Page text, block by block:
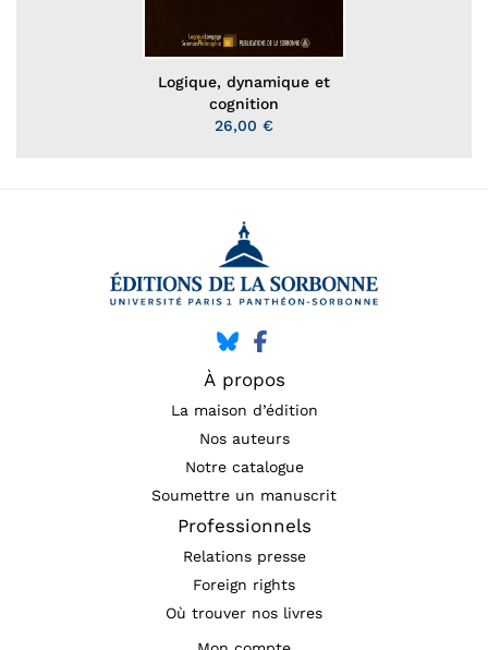
Logique, dynamique et
cognition
26,00 €
À propos
La maison d’édition
Nos auteurs
Notre catalogue
Soumettre un manuscrit
Professionnels
Relations presse
Foreign rights
Où trouver nos livres